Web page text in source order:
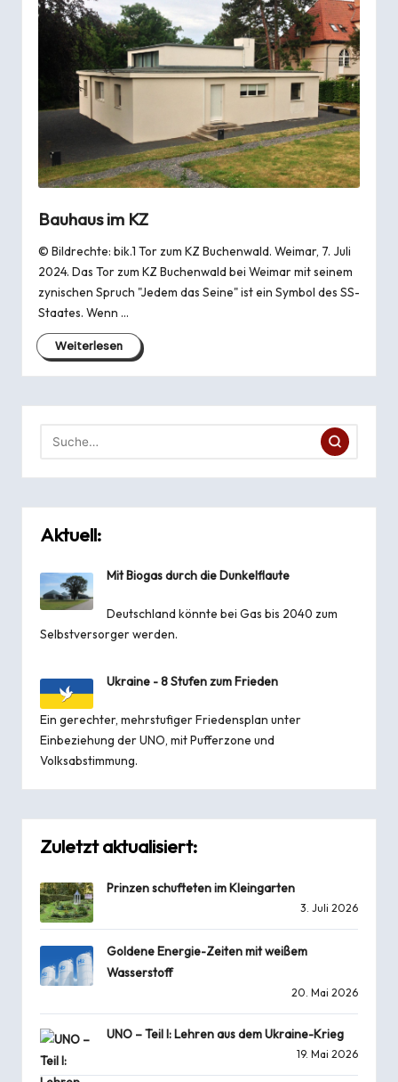
Bauhaus im KZ
© Bildrechte: bik.1 Tor zum KZ Buchenwald. Weimar, 7. Juli
2024. Das Tor zum KZ Buchenwald bei Weimar mit seinem
zynischen Spruch "Jedem das Seine" ist ein Symbol des SS-
Staates. Wenn …
Weiterlesen
Aktuell:
Mit Biogas durch die Dunkelflaute
Deutschland könnte bei Gas bis 2040 zum
Selbstversorger werden.
Ukraine - 8 Stufen zum Frieden
Ein gerechter, mehrstufiger Friedensplan unter
Einbeziehung der UNO, mit Pufferzone und
Volksabstimmung.
Zuletzt aktualisiert:
Prinzen schufteten im Kleingarten
3. Juli 2026
Goldene Energie-Zeiten mit weißem
Wasserstoff
20. Mai 2026
UNO – Teil I: Lehren aus dem Ukraine-Krieg
19. Mai 2026